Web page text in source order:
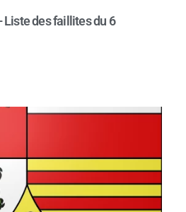
Liste des faillites du 6